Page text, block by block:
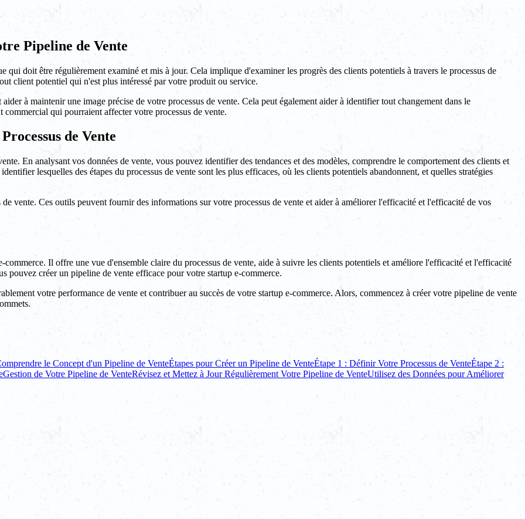
Pipeline de Vente
doit être régulièrement examiné et mis à jour. Cela implique d'examiner les progrès des clients potentiels à travers le processus de
client potentiel qui n'est plus intéressé par votre produit ou service.
à maintenir une image précise de votre processus de vente. Cela peut également aider à identifier tout changement dans le
qui pourraient affecter votre processus de vente.
de Vente
En analysant vos données de vente, vous pouvez identifier des tendances et des modèles, comprendre le comportement des clients et
lesquelles des étapes du processus de vente sont les plus efficaces, où les clients potentiels abandonnent, et quelles stratégies
vente. Ces outils peuvent fournir des informations sur votre processus de vente et aider à améliorer l'efficacité et l'efficacité de vos
Il offre une vue d'ensemble claire du processus de vente, aide à suivre les clients potentiels et améliore l'efficacité et l'efficacité
pouvez créer un pipeline de vente efficace pour votre startup e-commerce.
votre performance de vente et contribuer au succès de votre startup e-commerce. Alors, commencez à créer votre pipeline de vente
le Concept d'un Pipeline de VenteÉtapes pour Créer un Pipeline de VenteÉtape 1 : Définir Votre Processus de VenteÉtape 2 :
Gestion de Votre Pipeline de VenteRévisez et Mettez à Jour Régulièrement Votre Pipeline de VenteUtilisez des Données pour Améliorer